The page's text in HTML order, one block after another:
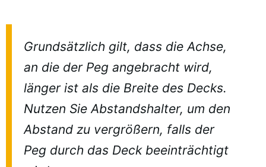
Grundsätzlich gilt, dass die Achse,
an die der Peg angebracht wird,
länger ist als die Breite des Decks.
Nutzen Sie Abstandshalter, um den
Abstand zu vergrößern, falls der
Peg durch das Deck beeinträchtigt